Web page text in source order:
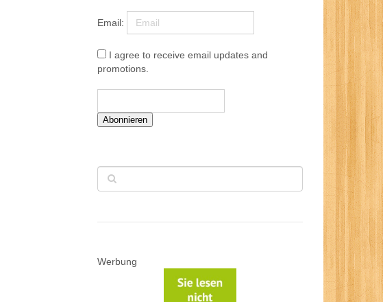
Email:
I agree to receive email updates and
promotions.
Abonnieren
Werbung